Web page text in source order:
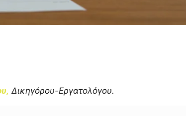
Δικηγόρου-Εργατολόγου.